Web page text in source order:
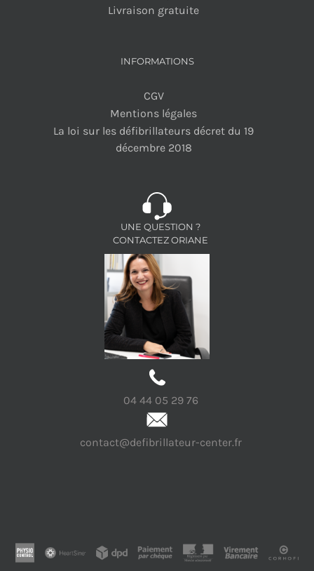
Livraison gratuite
INFORMATIONS
CGV
Mentions légales
La loi sur les défibrillateurs décret du 19
décembre 2018
UNE QUESTION ?
CONTACTEZ ORIANE
04 44 05 29 76
contact@defibrillateur-center.fr